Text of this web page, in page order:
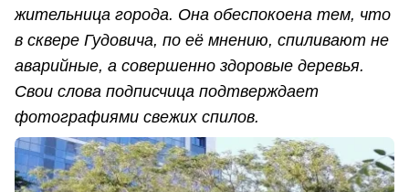
жительница города. Она обеспокоена тем, что
в сквере Гудовича, по её мнению, спиливают не
аварийные, а совершенно здоровые деревья.
Свои слова подписчица подтверждает
фотографиями свежих спилов.